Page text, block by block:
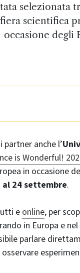
selezionata
fiera scientifica
occasione degli
partner anche l’
is Wonderful!
in occasione
al 24 settembre.
eonline, per
in Europa e
parlare